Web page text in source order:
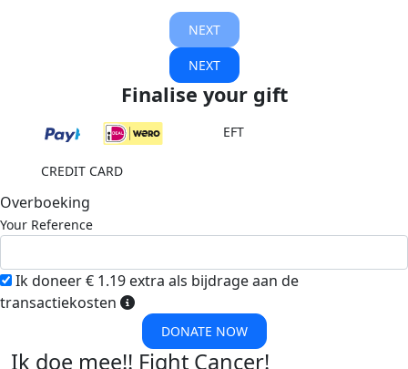
NEXT
NEXT
Finalise your gift
EFT
CREDIT CARD
Overboeking
Your Reference
Ik doneer € 1.19 extra als bijdrage aan de
transactiekosten
DONATE NOW
Ik doe mee!! Fight Cancer!